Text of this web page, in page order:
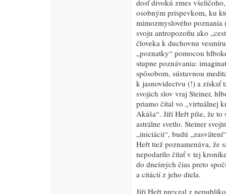
dosť divokú zmes
osobným príspevkom, ku
mimozmyslového
svoju antropozofiu ako
človeka k duchovnu
„poznatky“ pomocou
stupne poznávania:
spôsobom, sústavnou
k jasnovidectvu (!) a získať
svojich slov vraj Steiner,
priamo čítal vo „virtuálnej
Akáša“. Jiří Heřt píše, že to
astrálne svetlo. Steiner
„iniciácii“, budú
Heřt tiež poznamenáva, že
nepodarilo čítať v tej
do dnešných čias preto
a citácií z jeho diela.
Jiří Heřt prevzal z